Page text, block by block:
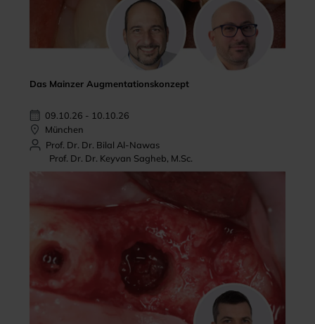
Das Mainzer Augmentationskonzept
09.10.26 - 10.10.26
München
Prof. Dr. Dr. Bilal Al-Nawas
Prof. Dr. Dr. Keyvan Sagheb, M.Sc.